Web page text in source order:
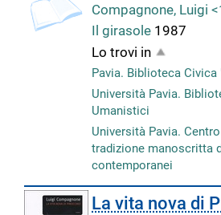
Compagnone, Luigi
Il girasole 1987
Lo trovi in
Pavia. Biblioteca Civica
Università Pavia.
Umanistici
Università Pavia.
tradizione manoscritta
contemporanei
La vita nova di